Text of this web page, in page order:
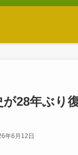
28年ぶり
年6月12日